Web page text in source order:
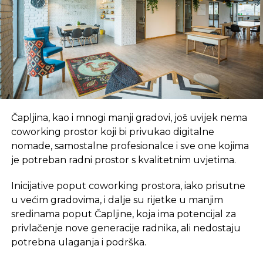
pogubna za stočni fand, posebno za mljekare koji
su u prošloj godini proizveli i prerađivačima predali
više od 2,5 miliona litara mlijeka. „Najbolje bi bilo da
se izvrši vakcinacija goveda“, rekao je Kuzmanović i
istakao da farmeri traže od nadležnih institucija u
BiH donošenje odluke o preventivnoj vakcinaciji
koju su spremni i sami da finansiraju
Izvor: nezavisne novine
REKLAMA
SLIČNE TEME:
Čapljina, kao i mnogi manji gradovi, još uvijek nema
coworking prostor koji bi privukao digitalne
nomade, samostalne profesionalce i sve one kojima
je potreban radni prostor s kvalitetnim uvjetima.
Inicijative poput coworking prostora, iako prisutne
u većim gradovima, i dalje su rijetke u manjim
sredinama poput Čapljine, koja ima potencijal za
privlačenje nove generacije radnika, ali nedostaju
potrebna ulaganja i podrška.